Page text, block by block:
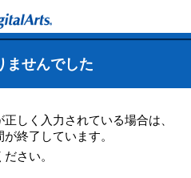
ませんでした
しく入力されている場合は、
終了しています。
さい。